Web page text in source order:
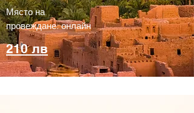
Място на
провеждане: онлайн
210 лв